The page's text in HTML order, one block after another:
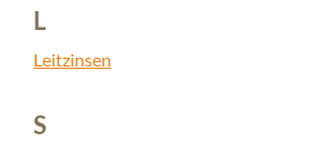
L
Leitzinsen
S